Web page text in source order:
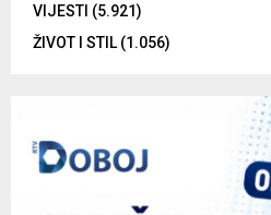
VIJESTI (5.921)
ŽIVOT I STIL (1.056)